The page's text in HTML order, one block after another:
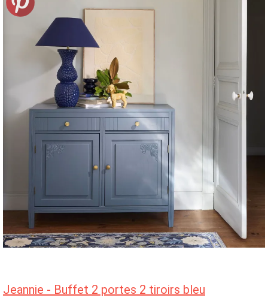
Jeannie - Buffet 2 portes 2 tiroirs bleu